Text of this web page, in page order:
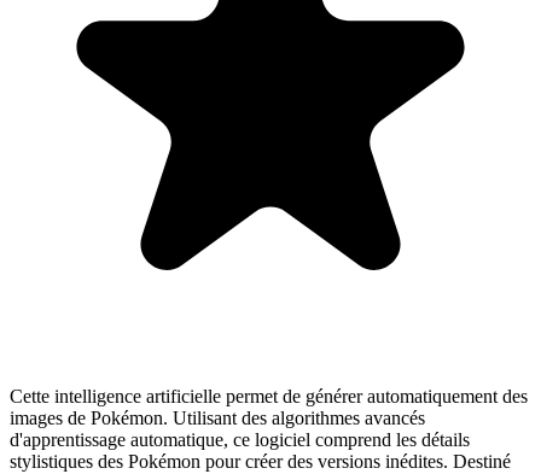
Cette intelligence artificielle permet de générer automatiquement des
images de Pokémon. Utilisant des algorithmes avancés
d'apprentissage automatique, ce logiciel comprend les détails
stylistiques des Pokémon pour créer des versions inédites. Destiné